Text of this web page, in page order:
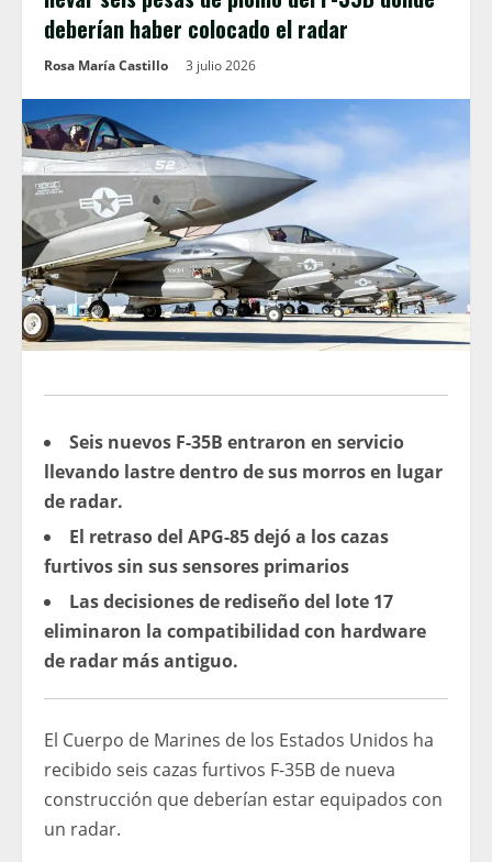
deberían haber colocado el radar
Rosa María Castillo 3 julio 2026
Seis nuevos F-35B entraron en servicio
llevando lastre dentro de sus morros en lugar
de radar.
El retraso del APG-85 dejó a los cazas
furtivos sin sus sensores primarios
Las decisiones de rediseño del lote 17
eliminaron la compatibilidad con hardware
de radar más antiguo.
El Cuerpo de Marines de los Estados Unidos ha
recibido seis cazas furtivos F-35B de nueva
construcción que deberían estar equipados con
un radar.